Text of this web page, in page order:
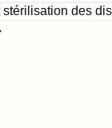
des